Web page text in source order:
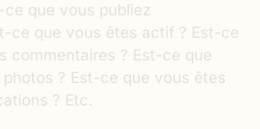
que vous publiez
ce que vous êtes actif ? Est-ce
commentaires ? Est-ce que
photos ? Est-ce que vous êtes
? Etc.